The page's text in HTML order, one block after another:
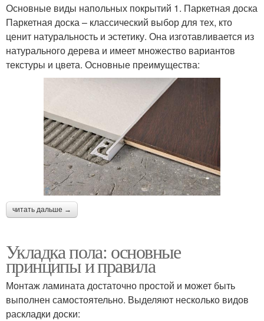
Основные виды напольных покрытий 1. Паркетная доска
Паркетная доска – классический выбор для тех, кто
ценит натуральность и эстетику. Она изготавливается из
натурального дерева и имеет множество вариантов
текстуры и цвета. Основные преимущества:
читать дальше →
Укладка пола: основные
принципы и правила
Монтаж ламината достаточно простой и может быть
выполнен самостоятельно. Выделяют несколько видов
раскладки доски: